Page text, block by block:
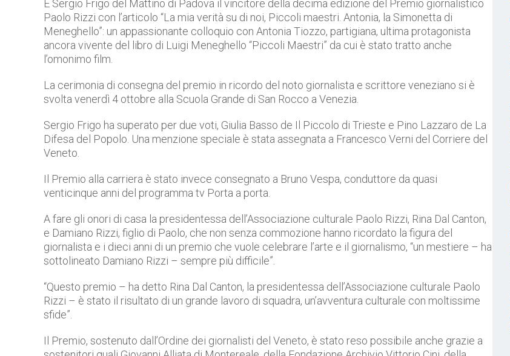
È Sergio Frigo del Mattino di Padova il vincitore della decima edizione del Premio giornalistico
Paolo Rizzi con l’articolo “La mia verità su di noi, Piccoli maestri. Antonia, la Simonetta di
Meneghello”: un appassionante colloquio con Antonia Tiozzo, partigiana, ultima protagonista
ancora vivente del libro di Luigi Meneghello “Piccoli Maestri” da cui è stato tratto anche
l’omonimo film.
La cerimonia di consegna del premio in ricordo del noto giornalista e scrittore veneziano si è
svolta venerdì 4 ottobre alla Scuola Grande di San Rocco a Venezia.
Sergio Frigo ha superato per due voti, Giulia Basso de Il Piccolo di Trieste e Pino Lazzaro de La
Difesa del Popolo. Una menzione speciale è stata assegnata a Francesco Verni del Corriere del
Veneto.
Il Premio alla carriera è stato invece consegnato a Bruno Vespa, conduttore da quasi
venticinque anni del programma tv Porta a porta.
A fare gli onori di casa la presidentessa dell’Associazione culturale Paolo Rizzi, Rina Dal Canton,
e Damiano Rizzi, figlio di Paolo, che non senza commozione hanno ricordato la figura del
giornalista e i dieci anni di un premio che vuole celebrare l’arte e il giornalismo, “un mestiere – ha
sottolineato Damiano Rizzi – sempre più difficile”.
“Questo premio – ha detto Rina Dal Canton, la presidentessa dell’Associazione culturale Paolo
Rizzi – è stato il risultato di un grande lavoro di squadra, un’avventura culturale con moltissime
sfide”.
Il Premio, sostenuto dall’Ordine dei giornalisti del Veneto, è stato reso possibile anche grazie a